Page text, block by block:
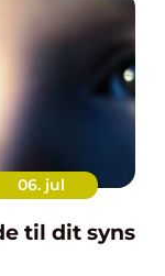
06. jul
til dit syns